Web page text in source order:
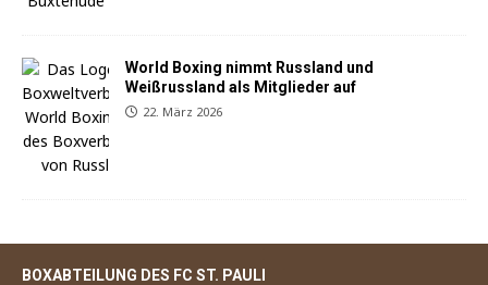
World Boxing nimmt Russland und
Weißrussland als Mitglieder auf
22. März 2026
BOXABTEILUNG DES FC ST. PAULI